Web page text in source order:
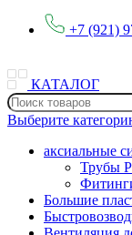
+7 (921)
КАТАЛОГ
Выберите
аксиальные
Трубы
Большие